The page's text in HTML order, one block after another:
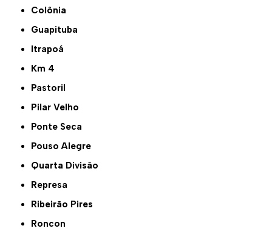
Colônia
Guapituba
Itrapoá
Km 4
Pastoril
Pilar Velho
Ponte Seca
Pouso Alegre
Quarta Divisão
Represa
Ribeirão Pires
Roncon